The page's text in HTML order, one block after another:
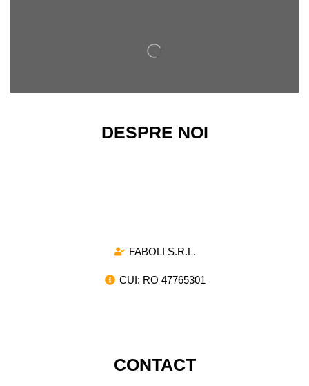
DESPRE NOI
FABOLI S.R.L.
CUI: RO 47765301
CONTACT